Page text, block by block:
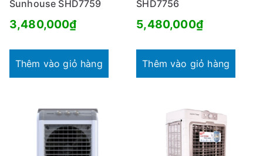
Sunhouse SHD7759
3,480,000₫
Thêm vào giỏ hàng
SHD7756
5,480,000₫
Thêm vào giỏ hàng